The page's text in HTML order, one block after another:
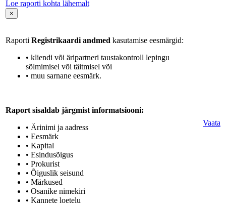
Loe raporti kohta lähemalt
×
Raporti Registrikaardi andmed kasutamise eesmärgid:
• kliendi või äripartneri taustakontroll lepingu
sõlmimisel või täitmisel või
• muu sarnane eesmärk.
Raport sisaldab järgmist informatsiooni:
• Ärinimi ja aadress
• Eesmärk
• Kapital
• Esindusõigus
• Prokurist
• Õiguslik seisund
• Märkused
• Osanike nimekiri
• Kannete loetelu
Vaata